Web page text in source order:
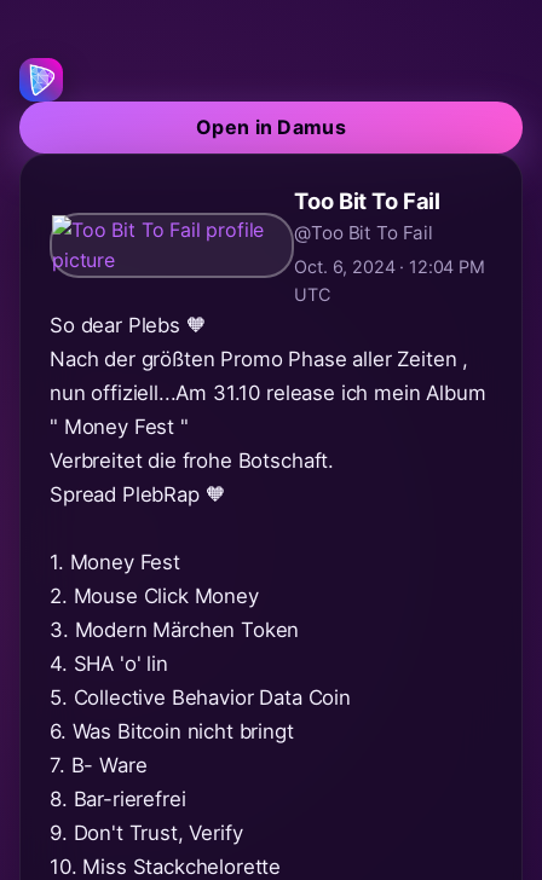
Open in Damus
Too Bit To Fail
@Too Bit To Fail
Oct. 6, 2024 · 12:04 PM
UTC
So dear Plebs 🧡
Nach der größten Promo Phase aller Zeiten ,
nun offiziell...Am 31.10 release ich mein Album
" Money Fest "
Verbreitet die frohe Botschaft.
Spread PlebRap 🧡
1. Money Fest
2. Mouse Click Money
3. Modern Märchen Token
4. SHA 'o' lin
5. Collective Behavior Data Coin
6. Was Bitcoin nicht bringt
7. B- Ware
8. Bar-rierefrei
9. Don't Trust, Verify
10. Miss Stackchelorette